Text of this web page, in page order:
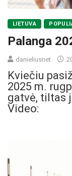
LIETUVA
Palanga
danieliusnet
Kviečiu
2025 m.
gatvė, tiltas
Video: